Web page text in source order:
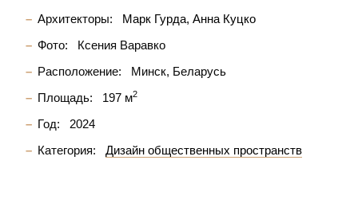
Архитекторы:
Марк Гурда Анна Куцко
Фото:
Ксения Варавко
Расположение:
Минск, Беларусь
Площадь:
197 м2
Год:
2024
Категория:
Дизайн общественных пространств